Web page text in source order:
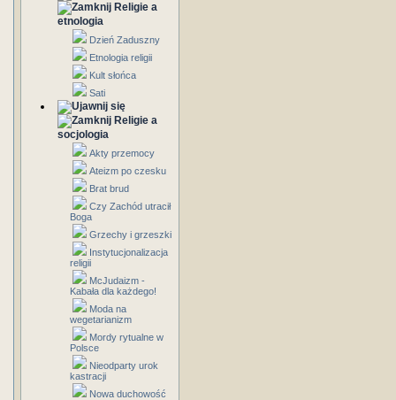
Religie a
etnologia
Dzień Zaduszny
Etnologia religii
Kult słońca
Sati
Religie a
socjologia
Akty przemocy
Ateizm po czesku
Brat brud
Czy Zachód utracił
Boga
Grzechy i grzeszki
Instytucjonalizacja
religii
McJudaizm -
Kabała dla każdego!
Moda na
wegetarianizm
Mordy rytualne w
Polsce
Nieodparty urok
kastracji
Nowa duchowość